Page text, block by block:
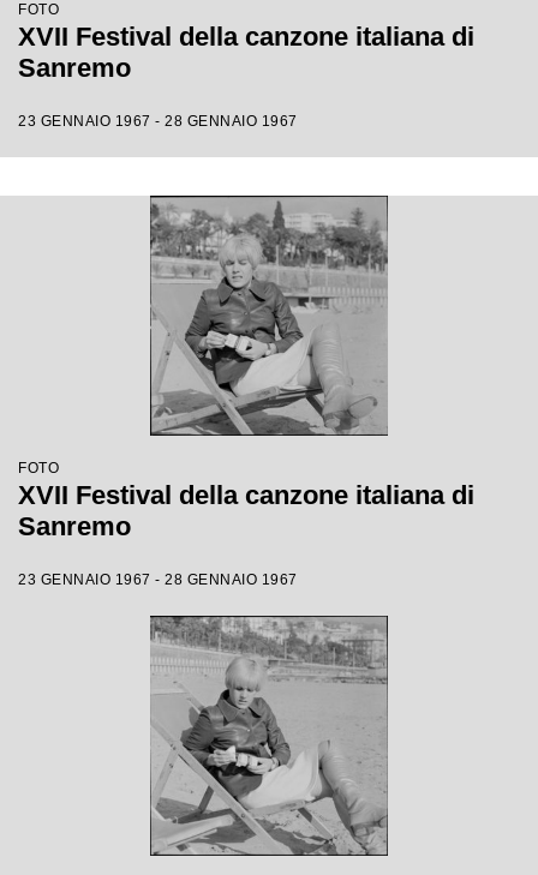
FOTO
XVII Festival della canzone italiana di
Sanremo
23 GENNAIO 1967 - 28 GENNAIO 1967
FOTO
XVII Festival della canzone italiana di
Sanremo
23 GENNAIO 1967 - 28 GENNAIO 1967